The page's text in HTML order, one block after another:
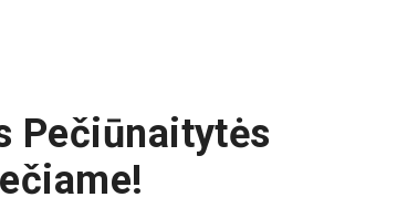
Pečiūnaitytės